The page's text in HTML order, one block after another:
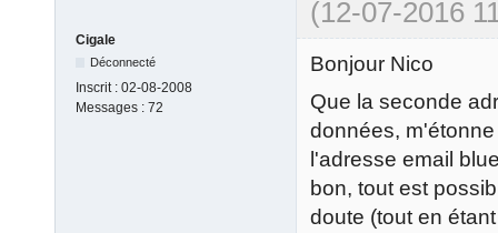
(12-07-2016
Cigale
Déconnecté
Inscrit : 02-08-2008
Messages : 72
Bonjour Nico
Que la seconde
données,
l'adresse email
bon, tout est
doute (tout en